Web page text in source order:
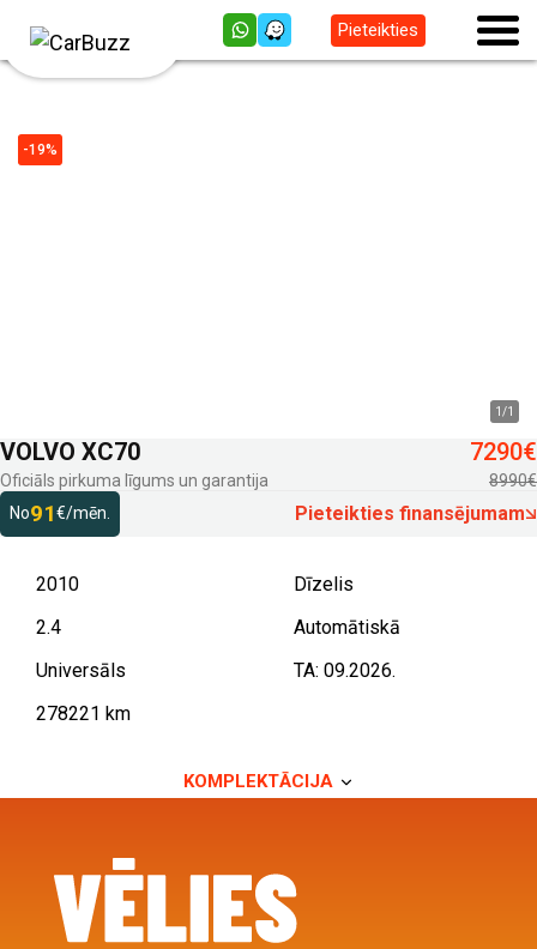
Pieteikties
1 /1
-19%
VOLVO XC70
Oficiāls pirkuma līgums un garantija
7290€
8990€
No91€/mēn. Pieteikties finansējumam
2010
Dīzelis
2.4
Automātiskā
Universāls
TA: 09.2026.
278221 km
KOMPLEKTĀCIJA